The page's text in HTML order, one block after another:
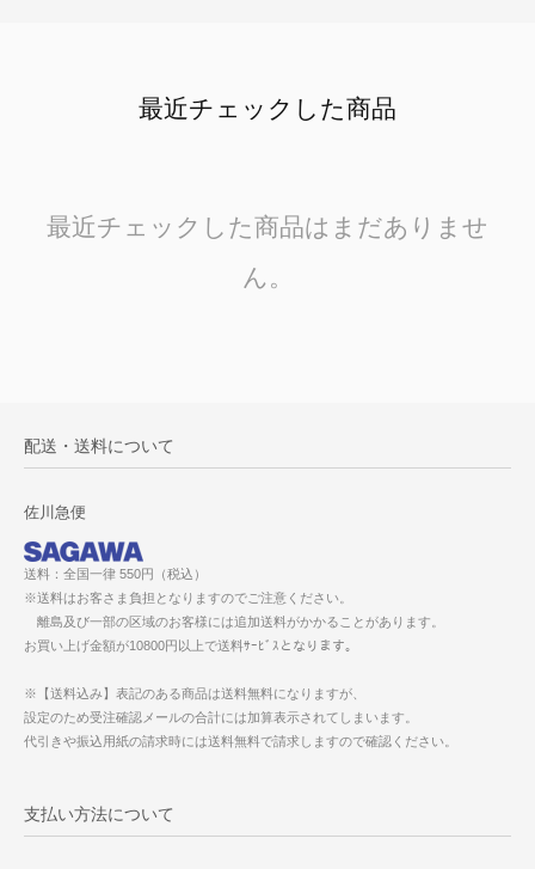
最近チェックした商品
最近チェックした商品はまだありませ
ん。
配送・送料について
佐川急便
送料：全国一律 550円（税込）
※送料はお客さま負担となりますのでご注意ください。
離島及び一部の区域のお客様には追加送料がかかることがあります。
お買い上げ金額が10800円以上で送料ｻｰﾋﾞｽとなります。
※【送料込み】表記のある商品は送料無料になりますが、
設定のため受注確認メールの合計には加算表示されてしまいます。
代引きや振込用紙の請求時には送料無料で請求しますので確認ください。
支払い方法について